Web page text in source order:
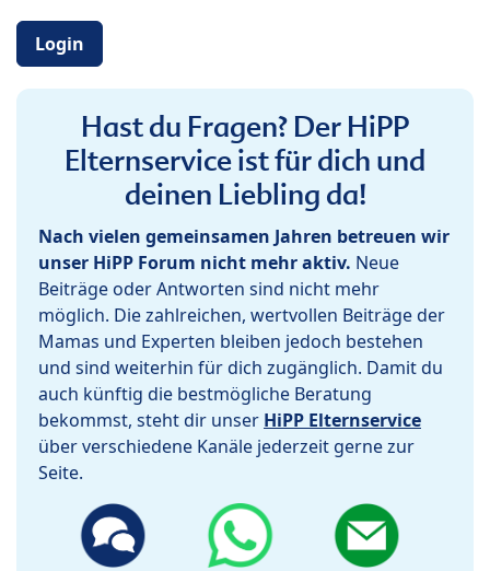
Login
Hast du Fragen? Der HiPP
Elternservice ist für dich und
deinen Liebling da!
Nach vielen gemeinsamen Jahren betreuen wir
unser HiPP Forum nicht mehr aktiv. Neue
Beiträge oder Antworten sind nicht mehr
möglich. Die zahlreichen, wertvollen Beiträge der
Mamas und Experten bleiben jedoch bestehen
und sind weiterhin für dich zugänglich. Damit du
auch künftig die bestmögliche Beratung
bekommst, steht dir unser HiPP Elternservice
über verschiedene Kanäle jederzeit gerne zur
Seite.